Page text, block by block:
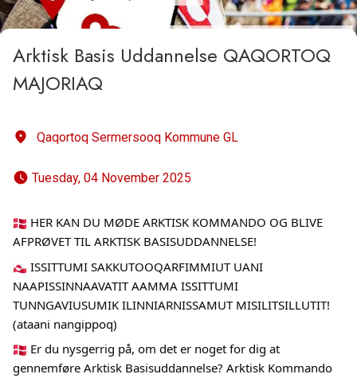
Arktisk Basis Uddannelse QAQORTOQ
MAJORIAQ
Qaqortoq Sermersooq Kommune GL
Tuesday, 04 November 2025
HER KAN DU MØDE ARKTISK KOMMANDO OG BLIVE
AFPRØVET TIL ARKTISK BASISUDDANNELSE!
ISSITTUMI SAKKUTOOQARFIMMIUT UANI
NAAPISSINNAAVATIT AAMMA ISSITTUMI
TUNNGAVIUSUMIK ILINNIARNISSAMUT MISILITSILLUTIT!
(ataani nangippoq)
Er du nysgerrig på, om det er noget for dig at
gennemføre Arktisk Basisuddannelse? Arktisk Kommando